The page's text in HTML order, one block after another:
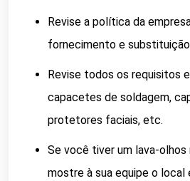
Revise a política da
fornecimento e
Revise todos os requisitos
capacetes de soldagem,
protetores faciais, etc.
Se você tiver um lava-
mostre à sua equipe o local